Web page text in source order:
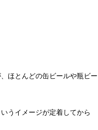
ほとんどの缶ビールや瓶ビー
うイメージが定着してから